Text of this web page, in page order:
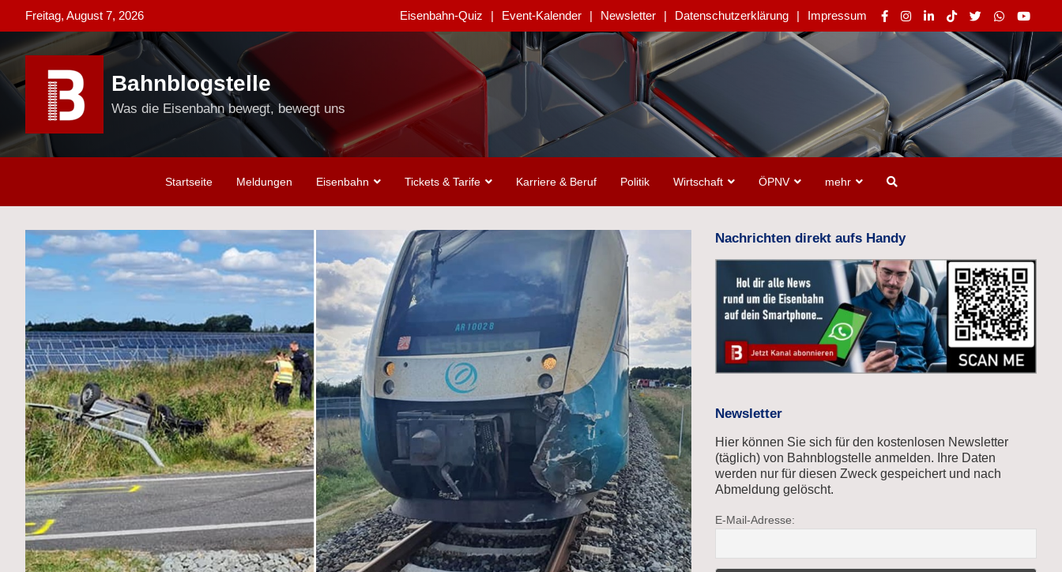
to
content
Freitag, August 7, 2026 Eisenbahn-Quiz Event-Kalender Newsletter Datenschutzerklärung Impressum
Bahnblogstelle
Was die Eisenbahn bewegt, bewegt uns
Startseite Meldungen Eisenbahn Tickets & Tarife Karriere & Beruf Politik Wirtschaft ÖPNV mehr
Nachrichten direkt aufs Handy
Newsletter
Hier können Sie sich für den kostenlosen Newsletter
(täglich) von Bahnblogstelle anmelden. Ihre Daten
werden nur für diesen Zweck gespeichert und nach
Abmeldung gelöscht.
E-Mail-Adresse: